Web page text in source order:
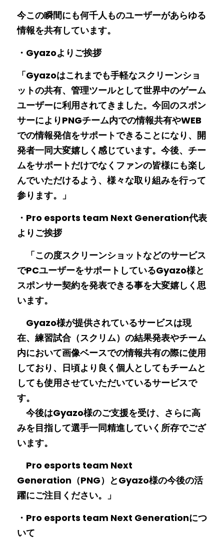
今この瞬間にも何千人ものユーザーがあらゆる
情報を共有しています。
・Gyazoよりご挨拶
「Gyazoはこれまでも手軽なスクリーンショ
ットの共有、管理ツールとして世界中のゲーム
ユーザーに利用されてきました。今回のスポン
サーによりPNGチーム内での情報共有やWEB
での情報発信をサポートできることになり、開
発者一同大変嬉しく感じています。今後、チー
ムをサポートだけでなくファンの皆様にも楽し
んでいただけるよう、様々な取り組みを行って
参ります。」
・Pro esports team Next Generation代表
よりご挨拶
「この度スクリーンショットなどのサービス
でPCユーザーをサポートしているGyazo様と
スポンサー契約を発表できる事を大変嬉しく思
います。
Gyazo様が提供されているサービスは現
在、練習試合（スクリム）の結果発表やチーム
内において画像ベースでの情報共有の際に使用
しており、日頃より良く個人としてもチームと
しても使用させていただいているサービスで
す。
今後はGyazo様のご支援を受け、さらに高
みを目指して選手一同精進していく所存でござ
います。
Pro esports team Next
Generation（PNG）とGyazo様の今後の活
躍にご注目ください。」
・Pro esports team Next Generationにつ
いて